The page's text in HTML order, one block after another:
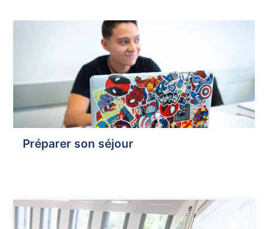
Préparer son séjour